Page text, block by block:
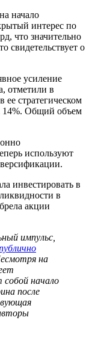
начало
интерес по
что значительно
свидетельствует о
усиление
отметили в
стратегическом
14%. Общий объем
используют
инвестировать в
в
акции
импульс,
на
собой начало
после